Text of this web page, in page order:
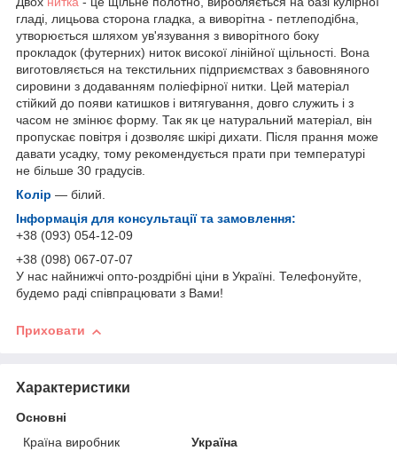
гладі, лицьова сторона гладка, а виворітна - петлеподібна,
утворюється шляхом ув'язування з виворітного боку
прокладок (футерних) ниток високої лінійної щільності. Вона
виготовляється на текстильних підприємствах з бавовняного
сировини з додаванням поліефірної нитки. Цей матеріал
стійкий до появи катишков і витягування, довго служить і з
часом не змінює форму. Так як це натуральний матеріал, він
пропускає повітря і дозволяє шкірі дихати. Після прання може
давати усадку, тому рекомендується прати при температурі
не більше 30 градусів.
Колір — білий.
Інформація для консультації та замовлення:
+38 (093) 054-12-09
+38 (098) 067-07-07
У нас найнижчі опто-роздрібні ціни в Україні. Телефонуйте,
будемо раді співпрацювати з Вами!
Приховати
Характеристики
Основні
Країна виробник
Україна